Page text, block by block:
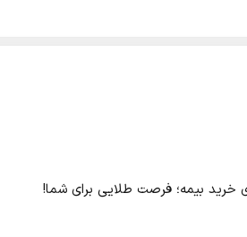
خرید بیمه؛ فرصت طلایی برای شما!